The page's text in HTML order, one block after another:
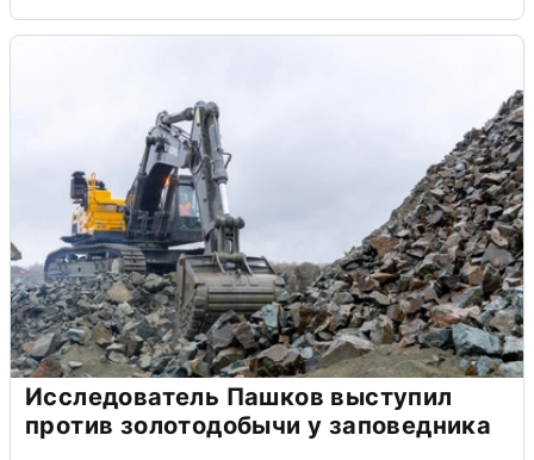
Исследователь Пашков выступил
против золотодобычи у заповедника